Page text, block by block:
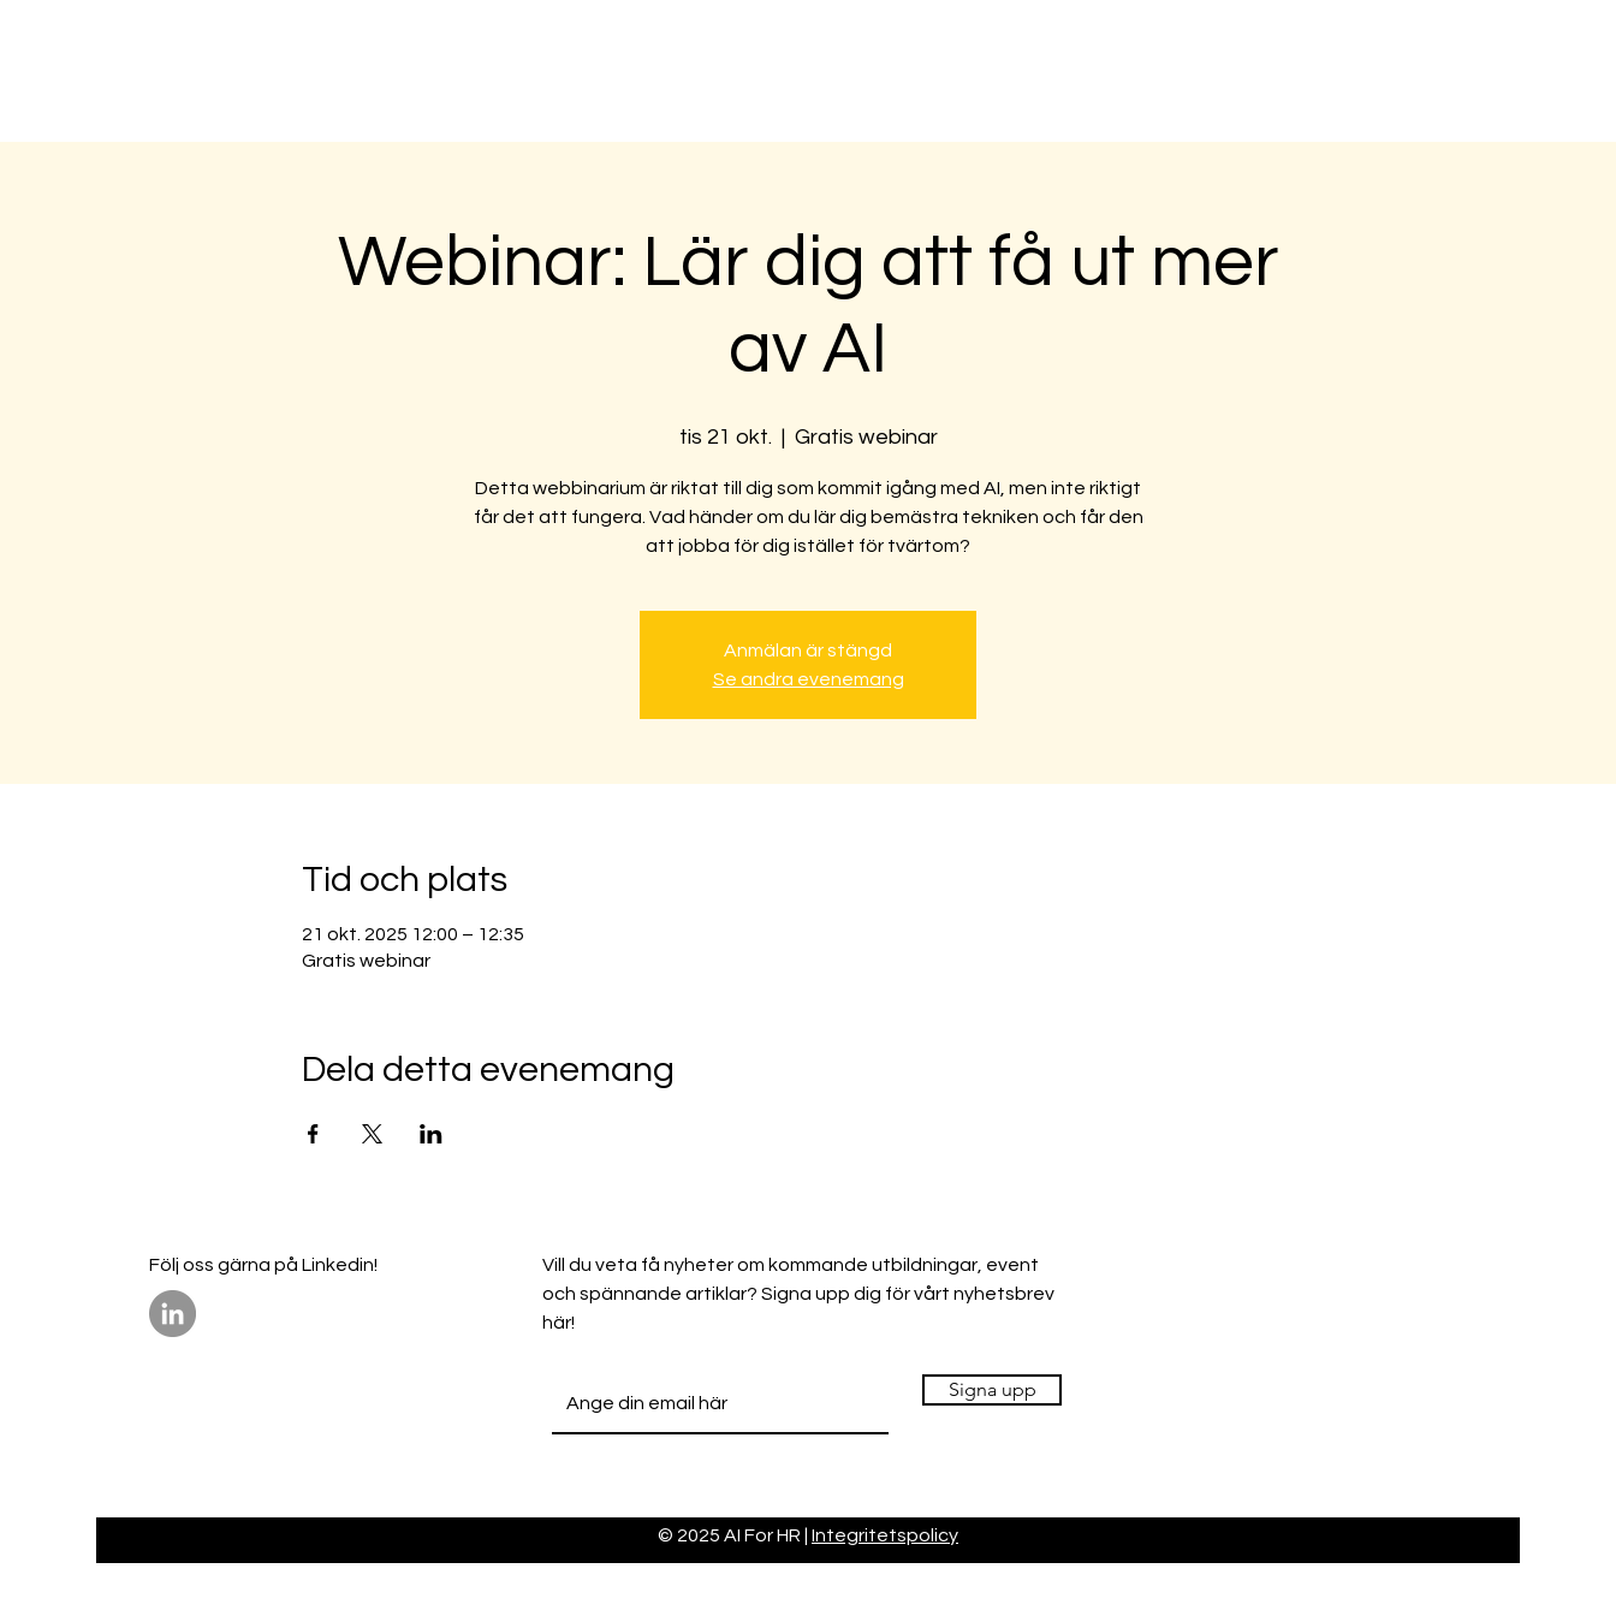
Webinar: Lär dig att få ut mer
av AI
tis 21 okt.
  |
Gratis webinar
Detta webbinarium är riktat till dig som kommit igång med AI, men inte riktigt
får det att fungera. Vad händer om du lär dig bemästra tekniken och får den
att jobba för dig istället för tvärtom?
Anmälan är stängd
Se andra evenemang
Tid och plats
21 okt. 2025 12:00 – 12:35
Gratis webinar
Dela detta evenemang
Följ oss gärna på Linkedin!
Vill du veta få nyheter om kommande utbildningar, event
och spännande artiklar? Signa upp dig för vårt nyhetsbrev
här!
Signa upp
© 2025 AI For HR | Integritetspolicy